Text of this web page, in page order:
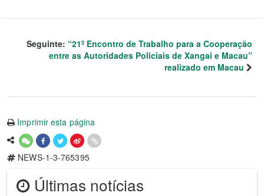
Seguinte: “21º Encontro de Trabalho para a Cooperação
entre as Autoridades Policiais de Xangai e Macau”
realizado em Macau
Imprimir esta página
NEWS-1-3-765395
Últimas notícias